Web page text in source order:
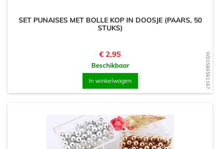
WD1566561167
SET PUNAISES MET BOLLE KOP IN DOOSJE (PAARS, 50
STUKS)
Prijs
€ 2,95
Beschikbaar
In winkelwagen